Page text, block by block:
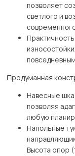
позволяет
светлого и
Продуманная
Навесные
позволяя
любую
Напольные
Высота опор